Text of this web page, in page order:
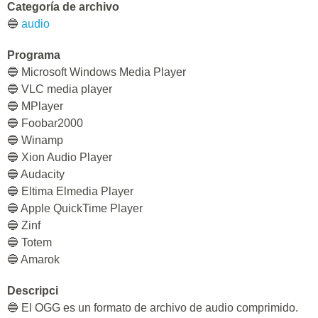
Categoría de archivo
🔵 audio
Programa
🔵 Microsoft Windows Media Player
🔵 VLC media player
🔵 MPlayer
🔵 Foobar2000
🔵 Winamp
🔵 Xion Audio Player
🔵 Audacity
🔵 Eltima Elmedia Player
🔵 Apple QuickTime Player
🔵 Zinf
🔵 Totem
🔵 Amarok
Descripci
🔵 El OGG es un formato de archivo de audio comprimido.